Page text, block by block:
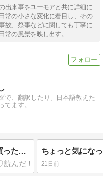
出来事をユーモアと共に詳細に
常の小さな変化に着目し、その
故、祭事などに関しても丁寧に
常の風景を映し出す。
で、翻訳したり、日本語教えた
てます。
暑い！！！持ち運べる扇風機を買ったけど・・・ ちょっと気にな
21日前